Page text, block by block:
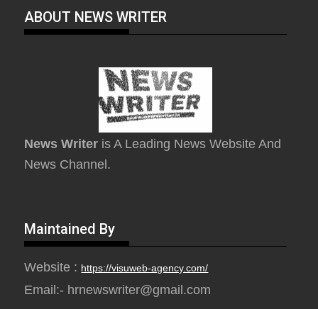
ABOUT NEWS WRITER
News Writer is A Leading News Website And
News Channel.
Maintained By
Website : https://visuweb-agency.com/
Email:- hrnewswriter@gmail.com